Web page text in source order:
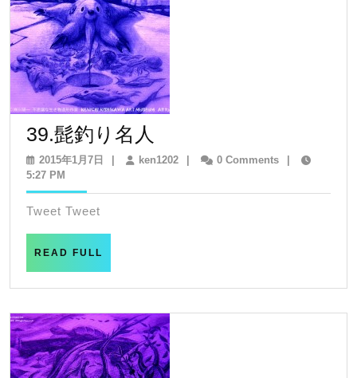
ン
39.髭釣り名人
髭
2015年1月7日
2015
日
ken1202ken12020 Comments
5:27 PM
Tweet Tweet
READ FULL